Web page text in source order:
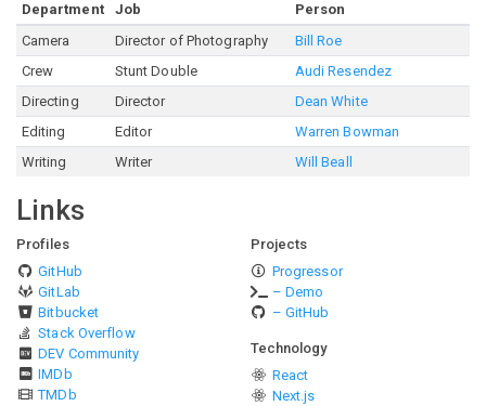
Department Job
Person
Camera
Director of Photography
Bill Roe
Crew
Stunt Double
Audi Resendez
Directing
Director
Dean White
Editing
Editor
Warren Bowman
Writing
Writer Will Beall
Links
Profiles
GitHub
GitLab
Bitbucket
Stack Overflow
DEV Community
IMDb
TMDb
Projects
Progressor
– Demo
– GitHub
Technology
React
Next.js